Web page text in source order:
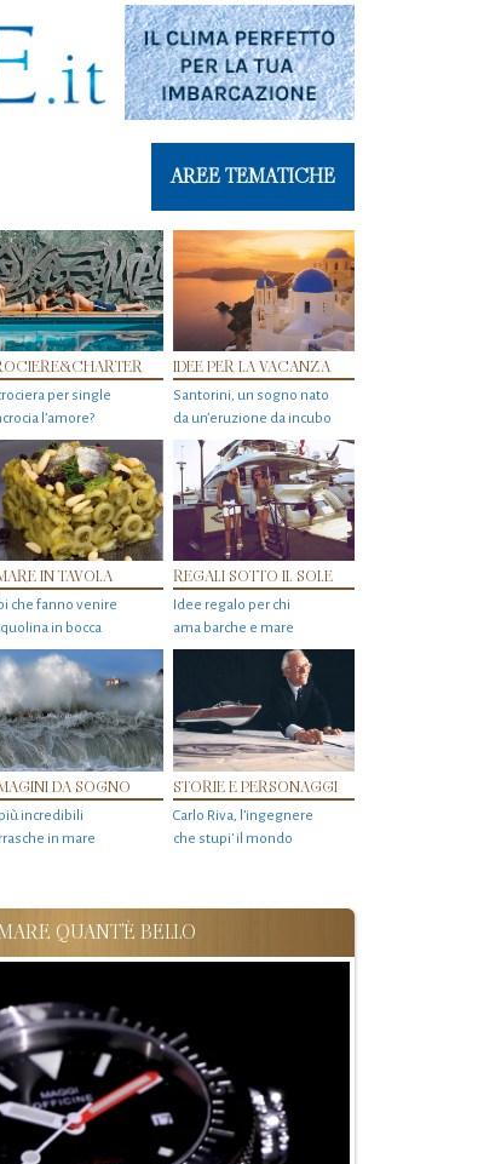
AREE TEMATICHE
per single
l’amore?
IDEE PER LA VACANZA
Santorini, un sogno nato
da un’eruzione da incubo
IN TAVOLA
che fanno venire
in bocca
REGALI SOTTO IL SOLE
Idee regalo per chi
ama barche e mare
DA SOGNO
incredibili
in mare
STORIE E PERSONAGGI
Carlo Riva, l’ingegnere
che stupi' il mondo
QUANT'È BELLO